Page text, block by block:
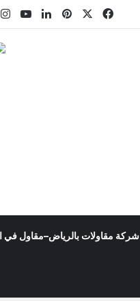
فيسبوك بينتيريستلينكدإن
شركة مقاولات بالرياض–مقاول في